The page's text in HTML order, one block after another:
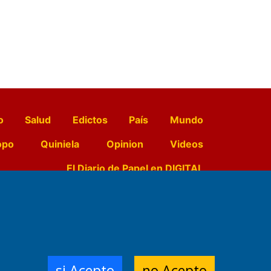
Salud Edictos País
Mundo
Quiniela Opinion
Videos
El Diario de Papel en DIGITAL